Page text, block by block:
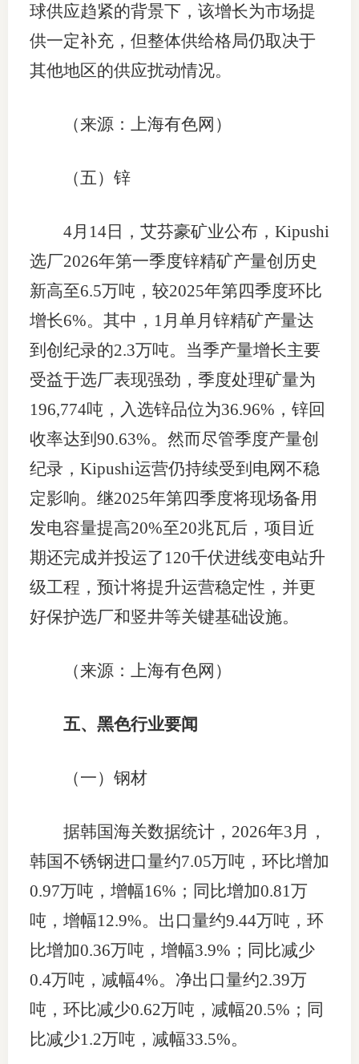
球供应趋紧的背景下，该增长为市场提
供一定补充，但整体供给格局仍取决于
其他地区的供应扰动情况。
（来源：上海有色网）
（五）锌
4月14日，艾芬豪矿业公布，Kipushi
选厂2026年第一季度锌精矿产量创历史
新高至6.5万吨，较2025年第四季度环比
增长6%。其中，1月单月锌精矿产量达
到创纪录的2.3万吨。当季产量增长主要
受益于选厂表现强劲，季度处理矿量为
196,774吨，入选锌品位为36.96%，锌回
收率达到90.63%。然而尽管季度产量创
纪录，Kipushi运营仍持续受到电网不稳
定影响。继2025年第四季度将现场备用
发电容量提高20%至20兆瓦后，项目近
期还完成并投运了120千伏进线变电站升
级工程，预计将提升运营稳定性，并更
好保护选厂和竖井等关键基础设施。
（来源：上海有色网）
五、黑色行业要闻
（一）钢材
据韩国海关数据统计，2026年3月，
韩国不锈钢进口量约7.05万吨，环比增加
0.97万吨，增幅16%；同比增加0.81万
吨，增幅12.9%。出口量约9.44万吨，环
比增加0.36万吨，增幅3.9%；同比减少
0.4万吨，减幅4%。净出口量约2.39万
吨，环比减少0.62万吨，减幅20.5%；同
比减少1.2万吨，减幅33.5%。